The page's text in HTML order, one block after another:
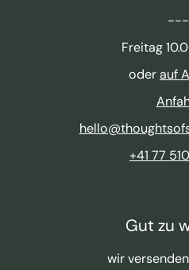
---
Freitag
oderauf
+41 77
Gut zu
wir